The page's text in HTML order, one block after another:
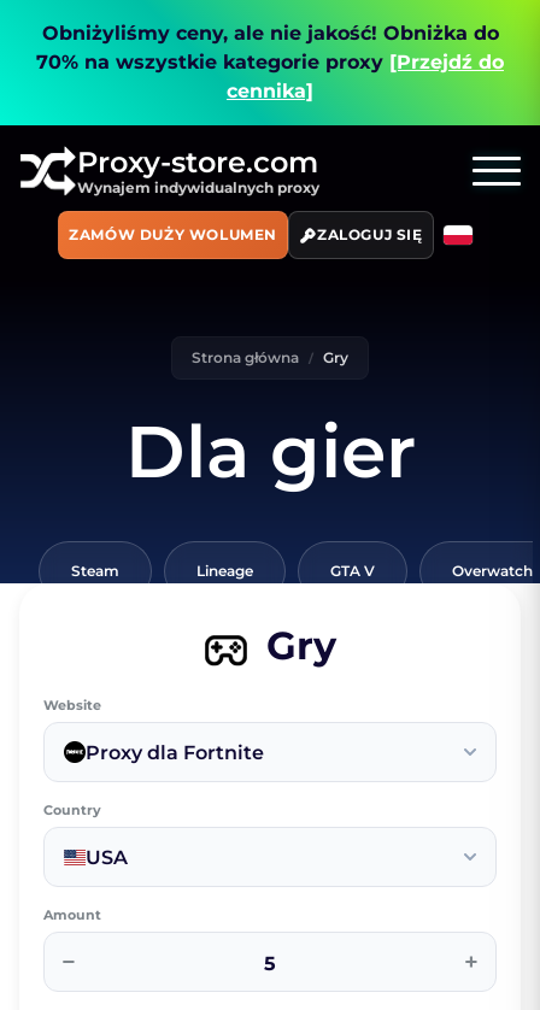
Obniżyliśmy ceny, ale nie jakość! Obniżka do
70% na wszystkie kategorie proxy [Przejdź do
cennika]
Proxy-store.com
Wynajem indywidualnych proxy
ZAMÓW DUŻY WOLUMEN ZALOGUJ SIĘ
Strona główna Gry
Dla gier
Steam Lineage GTA V Overwatch
Gry
Website
Proxy dla Fortnite
Country
USA
Amount
− +